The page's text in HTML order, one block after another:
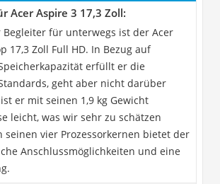
Acer Aspire 3 17,3 Zoll:
Begleiter für unterwegs ist der Acer
17,3 Zoll Full HD. In Bezug auf
erfüllt er die
geht aber nicht darüber
er mit seinen 1,9 kg Gewicht
leicht, was wir sehr zu schätzen
seinen vier Prozessorkernen bietet der
Anschlussmöglichkeiten und eine